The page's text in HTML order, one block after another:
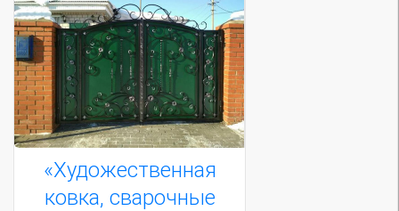
«Художественная
ковка, сварочные